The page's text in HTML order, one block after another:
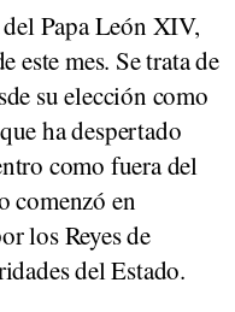
Papa León XIV,
este mes. Se trata de
su elección como
ha despertado
como fuera del
comenzó en
los Reyes de
del Estado.